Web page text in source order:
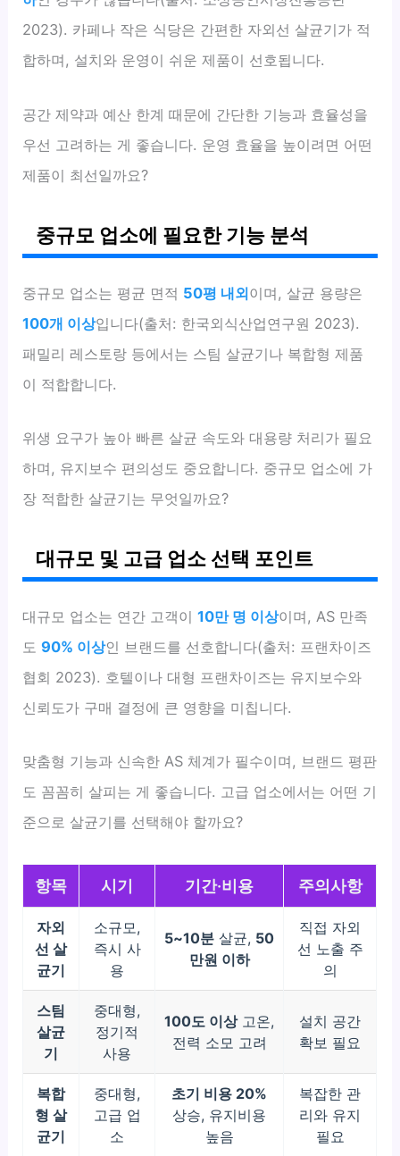
2023). 카페나 작은 식당은 간편한 자외선 살균기가 적
합하며, 설치와 운영이 쉬운 제품이 선호됩니다.
공간 제약과 예산 한계 때문에 간단한 기능과 효율성을
우선 고려하는 게 좋습니다. 운영 효율을 높이려면 어떤
제품이 최선일까요?
중규모 업소에 필요한 기능 분석
중규모 업소는 평균 면적 50평 내외이며, 살균 용량은
100개 이상입니다(출처: 한국외식산업연구원 2023).
패밀리 레스토랑 등에서는 스팀 살균기나 복합형 제품
이 적합합니다.
위생 요구가 높아 빠른 살균 속도와 대용량 처리가 필요
하며, 유지보수 편의성도 중요합니다. 중규모 업소에 가
장 적합한 살균기는 무엇일까요?
대규모 및 고급 업소 선택 포인트
대규모 업소는 연간 고객이10만 명 이상이며, AS 만족
도 90% 이상인 브랜드를 선호합니다(출처: 프랜차이즈
협회 2023). 호텔이나 대형 프랜차이즈는 유지보수와
신뢰도가 구매 결정에 큰 영향을 미칩니다.
맞춤형 기능과 신속한 AS 체계가 필수이며, 브랜드 평판
도 꼼꼼히 살피는 게 좋습니다. 고급 업소에서는 어떤 기
준으로 살균기를 선택해야 할까요?
항목 시기 기간·비용 주의사항
자외
선 살
균기
소규모,
즉시 사
용
5~10분 살균, 50
만원 이하
직접 자외
선 노출 주
의
스팀
살균
기
중대형,
정기적
사용
100도 이상고온,
전력 소모 고려
설치 공간
확보 필요
복합
형 살
균기
중대형,
고급 업
소
초기 비용 20%
상승, 유지비용
높음
복잡한 관
리와 유지
필요